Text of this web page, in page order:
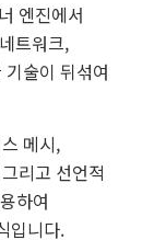
엔진에서
트워크,
술이 뒤섞여
메시,
리고 선언적
하여
입니다.